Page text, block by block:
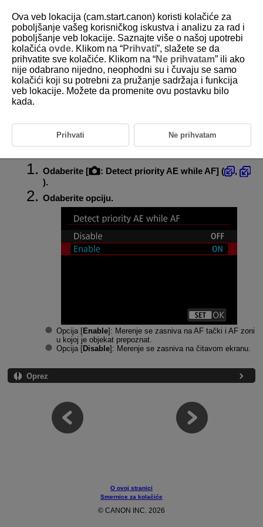
D388-077
Automatska ekspozicija za
prioritetne objekte tokom
automatskog fokusiranja
Obavlja merenje za objekte prepoznate na osnovu [
] postavke.
Odaberite [ : Detect priority AE while AF] (
,
).
Odaberite opciju.
Opcija [Enable]: Merenje se zasniva na AF tački i AF zoni
u kojoj je objekat prepoznat.
Opcija [Disable]: Merenje se zasniva na čitavom ekranu.
Oprez
O ovoj stranici
Smernice za kolačiće
© CANON INC. 2026
Ova veb lokacija (cam.start.canon) koristi kolačiće za
poboljšanje vašeg korisničkog iskustva i analizu za rad i
poboljšanje veb lokacije. Saznajte više o našoj upotrebi
kolačića ovde. Klikom na “Prihvati”, slažete se da
prihvatite sve kolačiće. Klikom na “Ne prihvatam” ili ako
nije odabrano nijedno, neophodni su i čuvaju se samo
kolačići koji su potrebni za pružanje sadržaja i funkcija
veb lokacije. Možete da promenite ovu postavku bilo
kada.
Prihvati Ne prihvatam